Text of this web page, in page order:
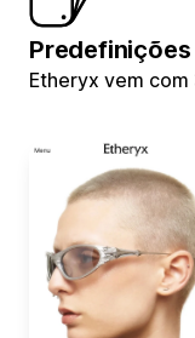
Predefinições
Etheryx vem